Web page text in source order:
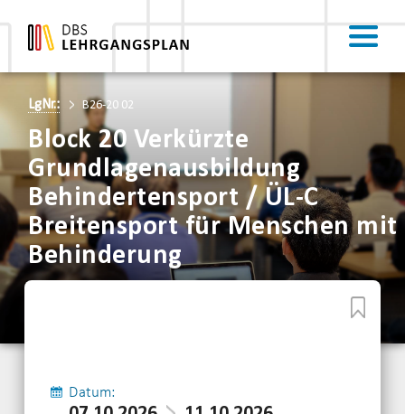
LgNr.: B26-20 02
Block 20 Verkürzte
Grundlagenausbildung
Behindertensport / ÜL-C
Breitensport für Menschen mit
Behinderung
Datum: